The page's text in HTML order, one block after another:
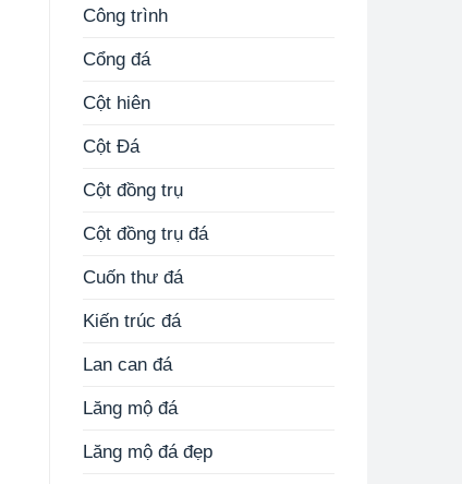
Công trình
Cổng đá
Cột hiên
Cột Đá
Cột đồng trụ
Cột đồng trụ đá
Cuốn thư đá
Kiến trúc đá
Lan can đá
Lăng mộ đá
Lăng mộ đá đẹp